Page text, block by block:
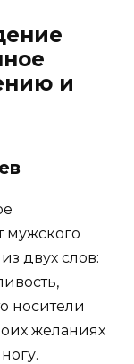
и
мужского
двух слов:
носители
желаниях